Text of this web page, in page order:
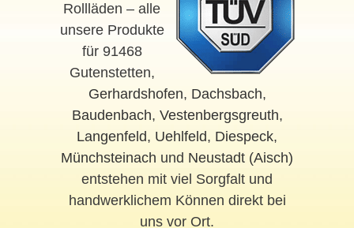
Rollläden – alle
unsere Produkte
für 91468
Gutenstetten,
Gerhardshofen, Dachsbach,
Baudenbach, Vestenbergsgreuth,
Langenfeld, Uehlfeld, Diespeck,
Münchsteinach und Neustadt (Aisch)
entstehen mit viel Sorgfalt und
handwerklichem Können direkt bei
uns vor Ort.